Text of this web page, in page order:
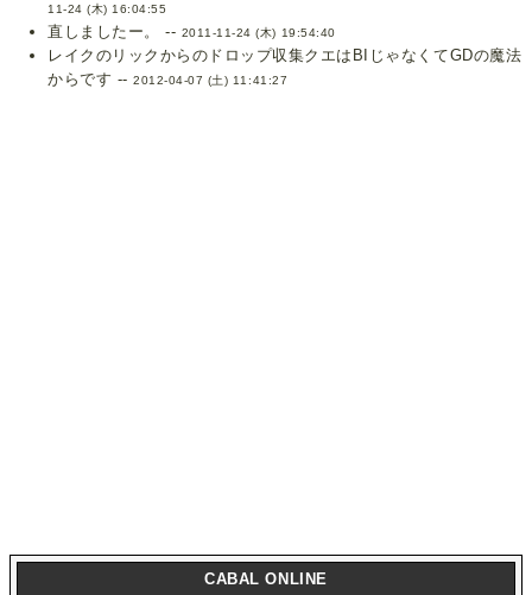
11-24 (木) 16:04:55
直しましたー。 -- 2011-11-24 (木) 19:54:40
レイクのリックからのドロップ収集クエはBIじゃなくてGDの魔法
からです --2012-04-07 (土) 11:41:27
CABAL ONLINE